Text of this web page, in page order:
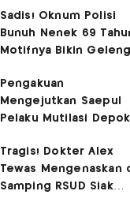
Pengembaliannya
Belum Utuh
Sadis! Oknum Polisi
Bunuh Nenek 69
Motifnya Bikin Geleng
Pengakuan
Mengejutkan Saepul
Pelaku Mutilasi
Korban di Kontrakan
Tragis! Dokter Alex
Tewas Mengenaskan
Samping RSUD Siak